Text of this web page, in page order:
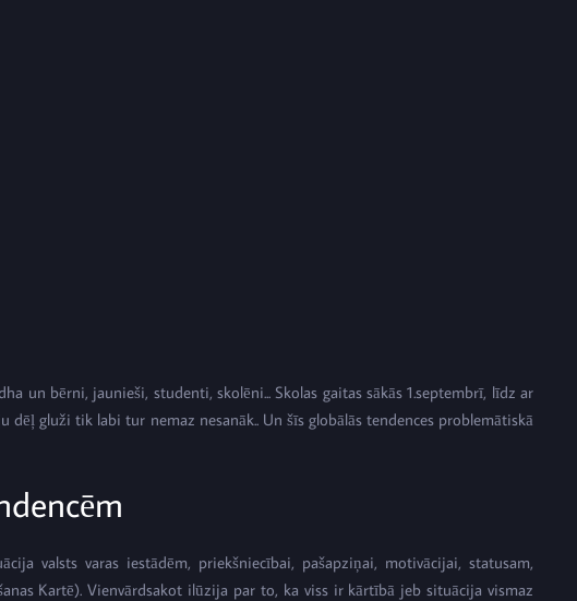
un bērni, jaunieši, studenti, skolēni... Skolas gaitas sākās 1.septembrī, līdz ar
gluži tik labi tur nemaz nesanāk.. Un šīs globālās tendences problemātiskā
valsts varas iestādēm, priekšniecībai, pašapziņai, motivācijai, statusam,
Kartē). Vienvārdsakot ilūzija par to, ka viss ir kārtībā jeb situācija vismaz